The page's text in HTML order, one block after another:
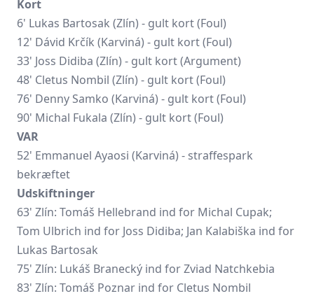
Kort
6' Lukas Bartosak (Zlín) - gult kort (Foul)
12' Dávid Krčík (Karviná) - gult kort (Foul)
33' Joss Didiba (Zlín) - gult kort (Argument)
48' Cletus Nombil (Zlín) - gult kort (Foul)
76' Denny Samko (Karviná) - gult kort (Foul)
90' Michal Fukala (Zlín) - gult kort (Foul)
VAR
52' Emmanuel Ayaosi (Karviná) - straffespark
bekræftet
Udskiftninger
63' Zlín: Tomáš Hellebrand ind for Michal Cupak;
Tom Ulbrich ind for Joss Didiba; Jan Kalabiška ind for
Lukas Bartosak
75' Zlín: Lukáš Branecký ind for Zviad Natchkebia
83' Zlín: Tomáš Poznar ind for Cletus Nombil